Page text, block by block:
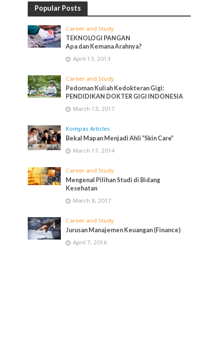
Popular Posts
Career and Study
TEKNOLOGI PANGAN
Apa dan Kemana Arahnya?
April 13, 2013
Career and Study
Pedoman Kuliah Kedokteran Gigi:
PENDIDIKAN DOKTER GIGI INDONESIA
March 13, 2017
Kompas Articles
Bekal Mapan Menjadi Ahli “Skin Care”
March 17, 2014
Career and Study
Mengenal Pilihan Studi di Bidang
Kesehatan
March 8, 2017
Career and Study
Jurusan Manajemen Keuangan (Finance)
April 7, 2016